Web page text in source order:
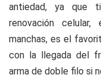
antiedad, ya que
renovación
manchas, es el
con la llegada del
arma de doble filo si